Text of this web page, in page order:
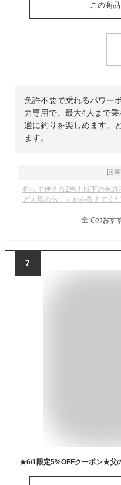
この商
免許不要で乗れるパワー
力専用で、最大4人まで
適に釣りを楽しめます。
ます。
回
釣りで使える2馬力以下の免
ど人気のおすすめを教えてくだ
全てのおす
7